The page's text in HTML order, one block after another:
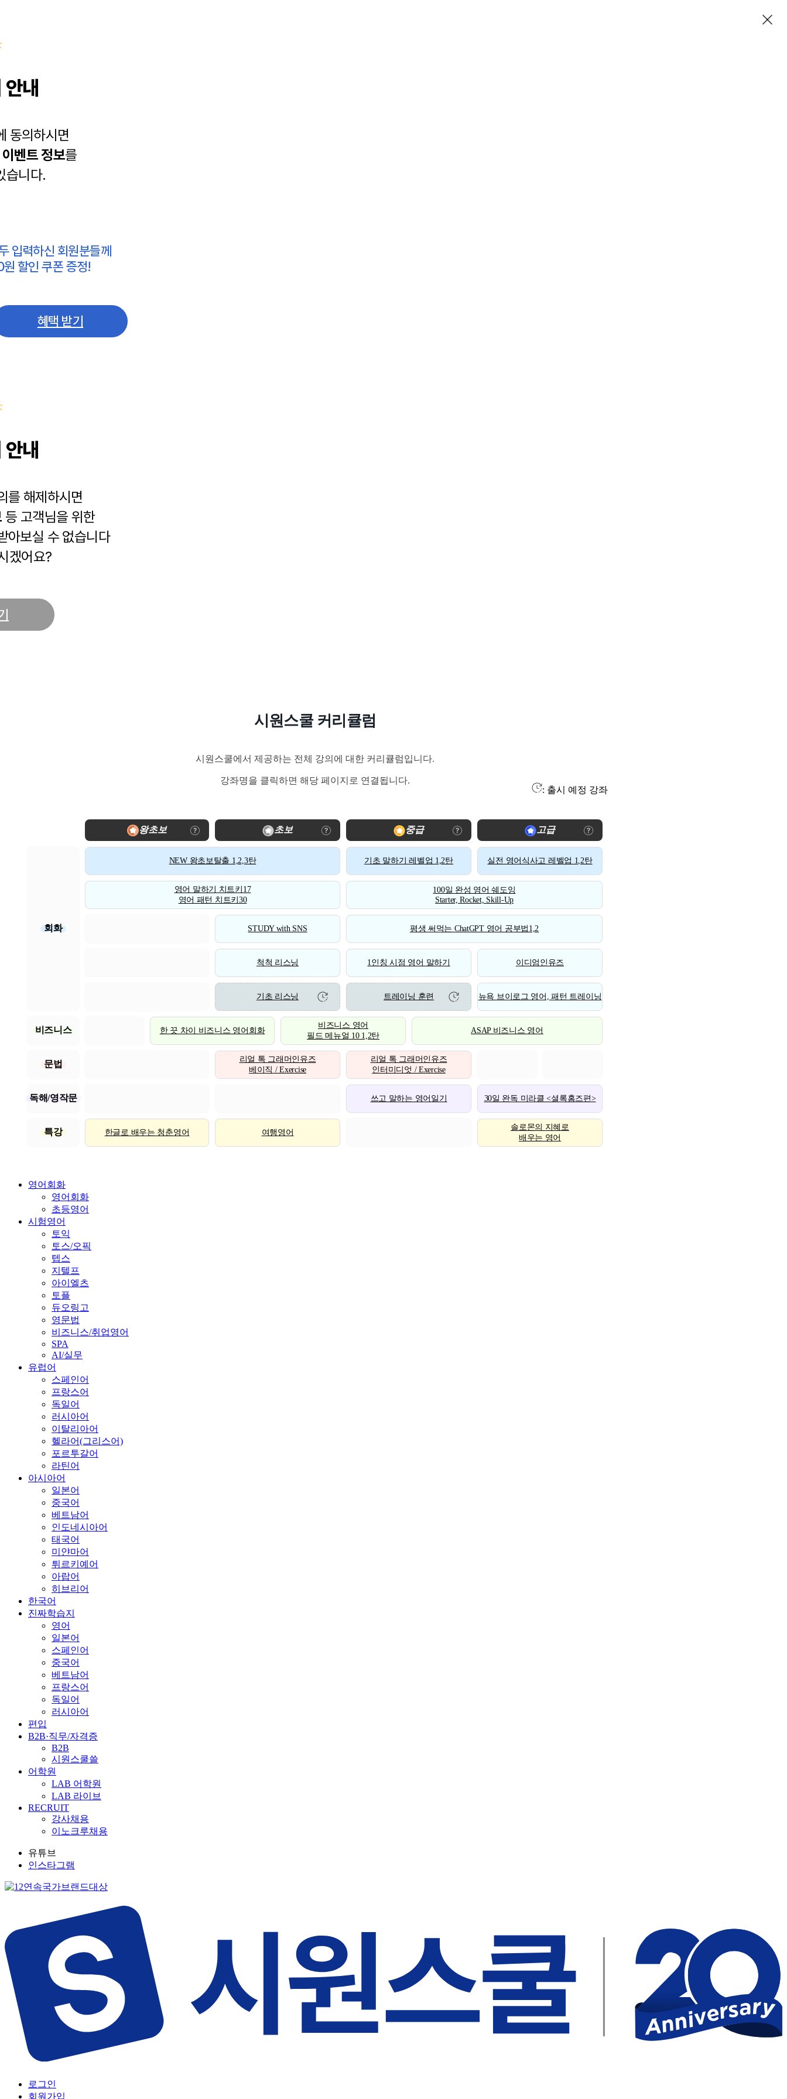
내
동의하시면
이벤트 정보를
습니다.
입력하신 회원분들께
할인 쿠폰 증정!
혜택 받기
내
를 해제하시면
등 고객님을 위한
아보실 수 없습니다
겠어요?
시원스쿨 커리큘럼
시원스쿨에서 제공하는 전체 강의에 대한 커리큘럼입니다.
강좌명을 클릭하면 해당 페이지로 연결됩니다.
: 출시 예정 강좌
왕초보 초보 중급 고급
회화
NEW 왕초보탈출 1,2,3탄 기초 말하기 레벨업 1,2탄 실전 영어식사고 레벨업 1,2탄
영어 말하기 치트키17
영어 패턴 치트키30
100일 완성 영어 쉐도잉
Starter, Rocket, Skill-Up
STUDY with SNS 평생 써먹는 ChatGPT 영어 공부법1,2
척척 리스닝 1인칭 시점 영어 말하기 이디엄인유즈
기초 리스닝 트레이닝 훈련 뉴욕 브이로그 영어, 패턴 트레이닝
비즈니스 한 끗 차이 비즈니스 영어회화
비즈니스 영어
필드 메뉴얼 10 1,2탄
ASAP 비즈니스 영어
문법
리얼 톡 그래머인유즈
베이직 / Exercise
리얼 톡 그래머인유즈
인터미디엇 / Exercise
독해/영작문 쓰고 말하는 영어일기 30일 완독 미라클 <셜록홈즈편>
특강 한글로 배우는 청춘영어 여행영어
솔로몬의 지혜로
배우는 영어
영어회화
영어회화
초등영어
시험영어
토익
토스/오픽
텝스
지텔프
아이엘츠
토플
듀오링고
영문법
비즈니스/취업영어
SPA
AI/실무
유럽어
스페인어
프랑스어
독일어
러시아어
이탈리아어
헬라어(그리스어)
포르투갈어
라틴어
아시아어
일본어
중국어
베트남어
인도네시아어
태국어
미얀마어
튀르키예어
아랍어
히브리어
한국어
진짜학습지
영어
일본어
스페인어
중국어
베트남어
프랑스어
독일어
러시아어
편입
B2B·직무/자격증
B2B
시원스쿨쓸
어학원
LAB 어학원
LAB 라이브
RECRUIT
강사채용
이노크루채용
유튜브
인스타그램
로그인
회원가입